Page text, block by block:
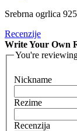
Srebrna ogrlica
Recenzije
Write Your Own
You're
Nickname
Rezime
Recenzija